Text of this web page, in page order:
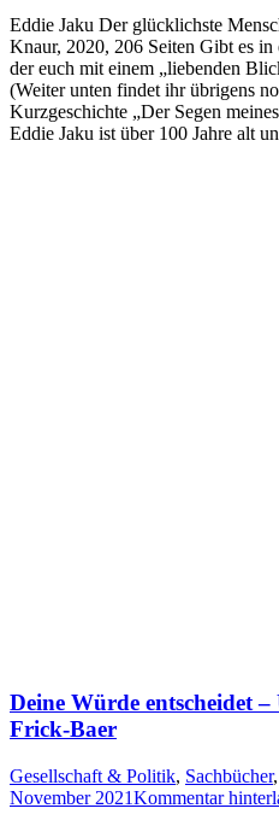
Eddie Jaku Der glücklichste
Knaur, 2020, 206 Seiten Gibt es
der euch mit einem „liebenden
(Weiter unten findet ihr übrigens
Kurzgeschichte „Der Segen
Eddie Jaku ist über 100 Jahre alt
Deine Würde entscheidet
Frick-Baer
Gesellschaft & Politik, Sachbücher,
November 2021Kommentar